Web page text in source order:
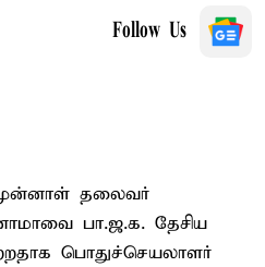
Follow Us
தலைவர்
பா.ஜ.க. தேசிய
பொதுச்செயலாளர்